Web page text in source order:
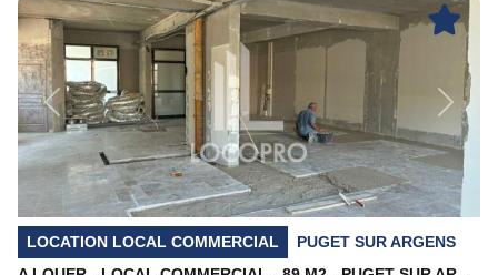
Previous Next
LOCATION LOCAL COMMERCIAL
PUGET SUR ARGENS